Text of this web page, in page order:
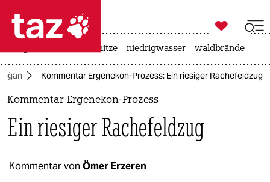
 taz zahl ich
taz zahl ich
politik
öko

taz zahl ich
hitze niedrigwasser waldbrände
Kommentar Ergenekon-Prozess: Ein riesiger Rachefeldzug
Kommentar Ergenekon-Prozess
Ein riesiger Rachefeldzug
Kommentar von Ömer Erzeren